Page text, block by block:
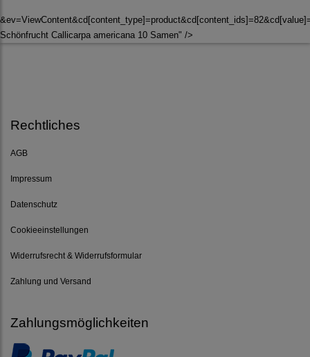
Schönfrucht Callicarpa americana 10 Samen" />
Rechtliches
AGB
Impressum
Datenschutz
Cookieeinstellungen
Widerrufsrecht & Widerrufsformular
Zahlung und Versand
Zahlungsmöglichkeiten